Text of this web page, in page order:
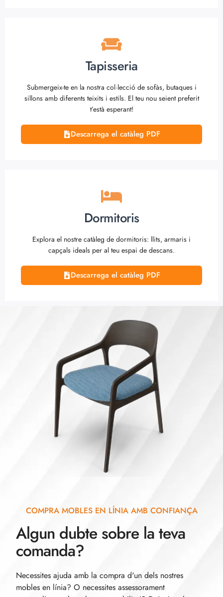
Tapisseria
Submergeix-te en la nostra col·lecció de sofàs, butaques i
sillons amb diferents teixits i estils. El teu nou seient preferit
t’està esperant!
Descarrega el catàleg PDF
Dormitoris
Explora el nostre catàleg de dormitoris: llits, armaris i
capçals ideals per al teu espai de descans.
Descarrega el catàleg PDF
COMPRA MOBLES EN LÍNIA AMB CONFIANÇA
Algun dubte sobre la teva
comanda?
Necessites ajuda amb la compra d'un dels nostres
mobles en línia? O necessites assessorament